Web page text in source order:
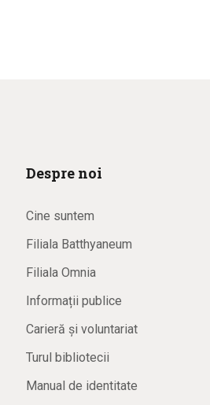
Despre noi
Cine suntem
Filiala Batthyaneum
Filiala Omnia
Informații publice
Carieră și voluntariat
Turul bibliotecii
Manual de identitate